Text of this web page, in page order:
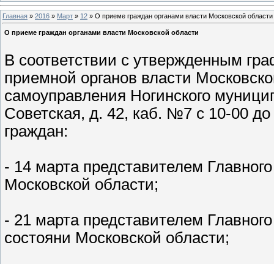
Главная » 2016 » Март » 12 » О приеме граждан органами власти Московской области
О приеме граждан органами власти Московской области
В соответствии с утвержденным
приемной органов власти
самоуправления Ногинского
Советская, д. 42, каб. №7 с 10-00 до
граждан:
- 14 марта представителем
Московской области;
- 21 марта представителем
состояни Московской области;